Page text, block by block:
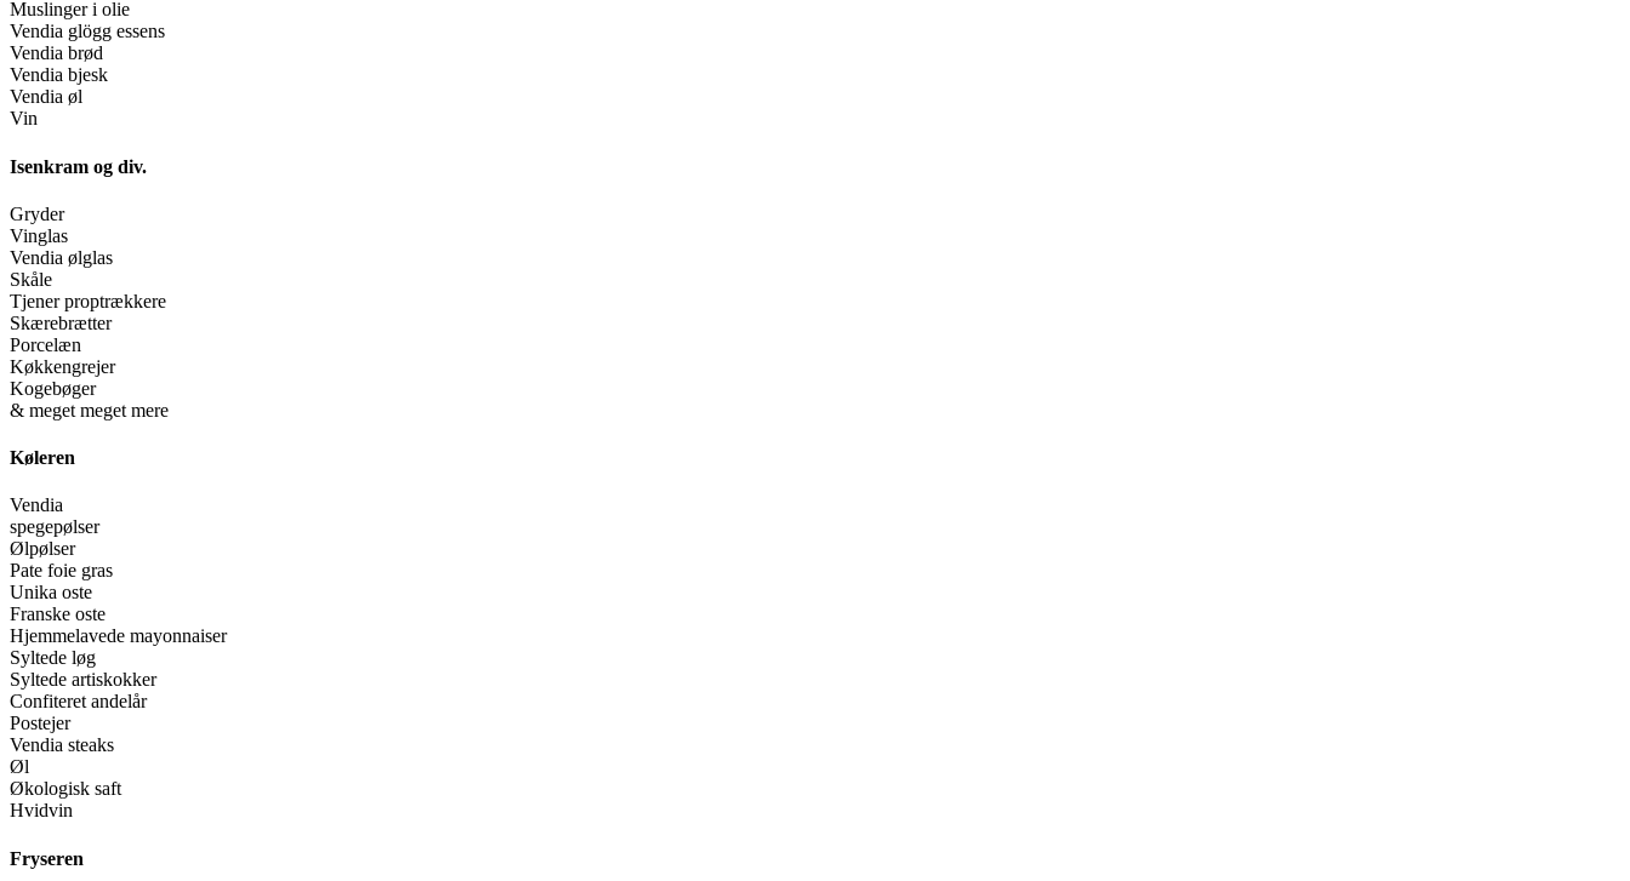
Muslinger i olie
Vendia glögg essens
Vendia brød
Vendia bjesk
Vendia øl
Vin
Isenkram og div.
Gryder
Vinglas
Vendia ølglas
Skåle
Tjener proptrækkere
Skærebrætter
Porcelæn
Køkkengrejer
Kogebøger
& meget meget mere
Køleren
Vendia
spegepølser
Ølpølser
Pate foie gras
Unika oste
Franske oste
Hjemmelavede mayonnaiser
Syltede løg
Syltede artiskokker
Confiteret andelår
Postejer
Vendia steaks
Øl
Økologisk saft
Hvidvin
Fryseren